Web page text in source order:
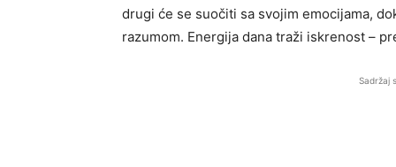
drugi će se suočiti sa svojim emocijama,
razumom. Energija dana traži iskrenost –
Sadržaj